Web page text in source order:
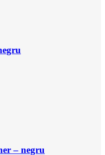
– negru